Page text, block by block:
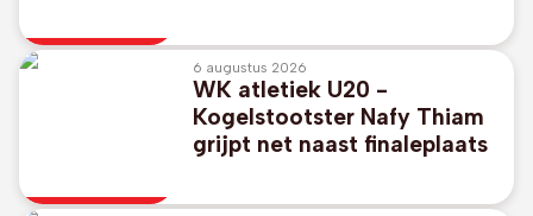
voorzitter Gianni Infantino
6 augustus 2026
WK atletiek U20 -
Kogelstootster Nafy Thiam
grijpt net naast finaleplaats